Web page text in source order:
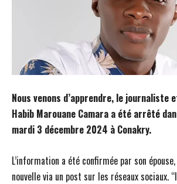
Nous venons d’apprendre, le
Habib Marouane Camara a été arrêté
mardi 3 décembre 2024 à Conakry.
L’information a été confirmée par son
nouvelle via un post sur les réseaux sociaux.